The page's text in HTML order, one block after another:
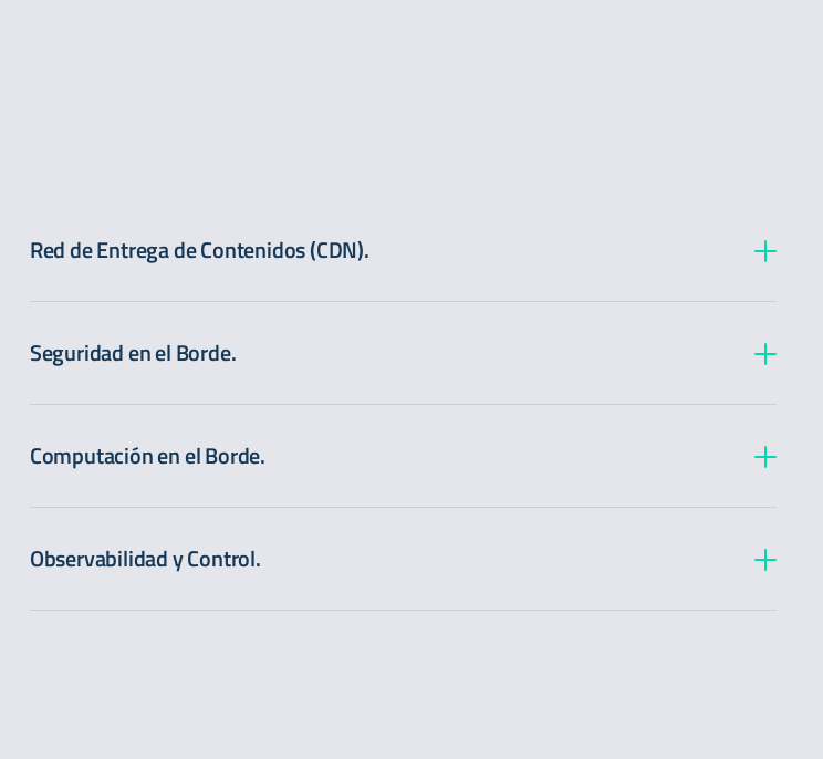
Red de Entrega de Contenidos (CDN).
Seguridad en el Borde.
Computación en el Borde.
Observabilidad y Control.